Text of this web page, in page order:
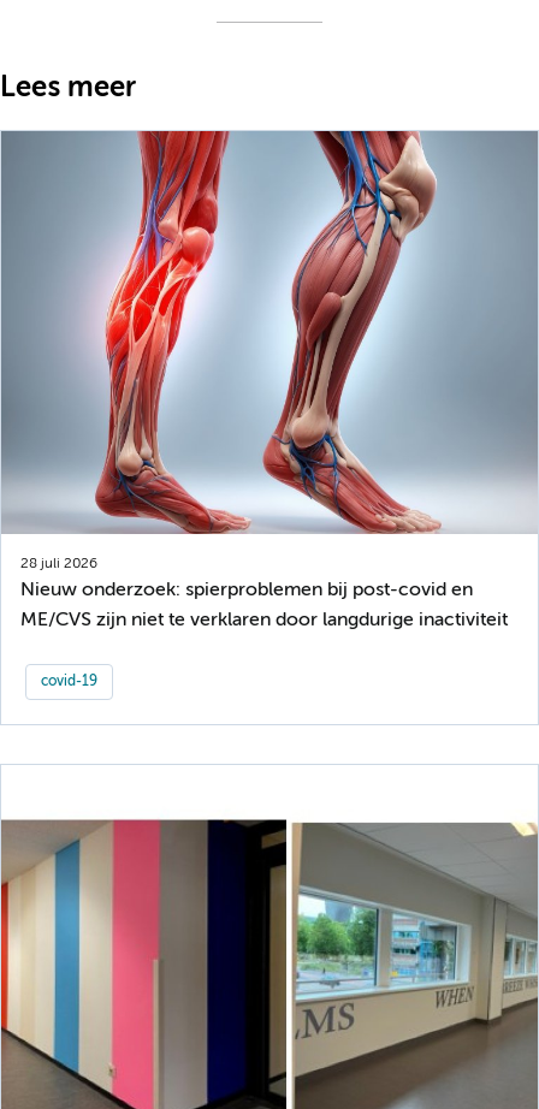
Lees meer
28 juli 2026
Nieuw onderzoek: spierproblemen bij post-covid en
ME/CVS zijn niet te verklaren door langdurige inactiviteit
covid-19